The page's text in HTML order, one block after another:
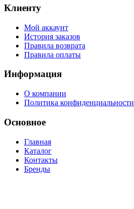
Клиенту
Мой аккаунт
История заказов
Правила возврата
Правила оплаты
Информация
О компании
Политика конфиденциальности
Основное
Главная
Каталог
Контакты
Бренды